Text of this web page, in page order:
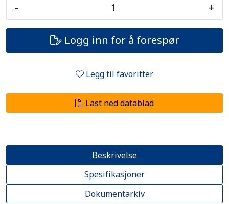
- +
Logg inn for å forespør
Legg til favoritter
Last ned datablad
Beskrivelse
Spesifikasjoner
Dokumentarkiv